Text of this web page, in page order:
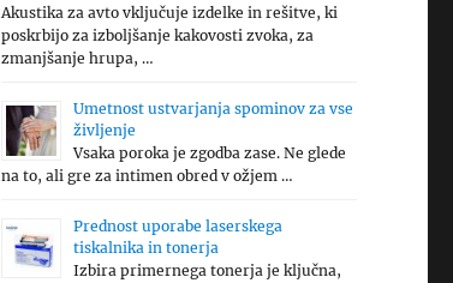
Akustika za avto vključuje izdelke in rešitve, ki
poskrbijo za izboljšanje kakovosti zvoka, za
zmanjšanje hrupa, …
Umetnost ustvarjanja spominov za vse
življenje
Vsaka poroka je zgodba zase. Ne glede
na to, ali gre za intimen obred v ožjem …
Prednost uporabe laserskega
tiskalnika in tonerja
Izbira primernega tonerja je ključna,